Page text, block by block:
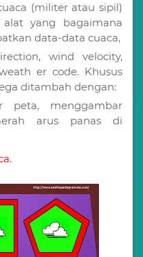
(militer atau sipil)
yang bagaimana
data-data cuaca,
wind velocity,
er code. Khusus
ditambah dengan:
peta, menggambar
arus panas di